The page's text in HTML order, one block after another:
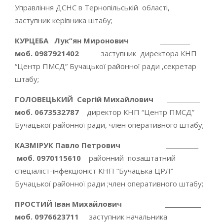
Управління ДСНС в Тернопільській області,
заступник керівника штабу;
КУРЦЕБА Лук”ян Миронович __________
моб. 0987921402
заступник директора КНП
“Центр ПМСД” Бучацької районної ради ,секретар
штабу;
ГОЛОВЕЦЬКИЙ Сергій Михайлович ___________
моб. 0673532787
директор КНП “Центр ПМСД”
Бучацької районної ради, член оперативного штабу;
КАЗМІРУК Павло Петрович ___________
моб. 0970115610 районний позаштатний
спеціаліст-інфекціоніст КНП “Бучацька ЦРЛ”
Бучацької районної ради ;член оперативного штабу;
ПРОСТИЙ Іван Михайлович ____________
моб. 0976623711
заступник начальника